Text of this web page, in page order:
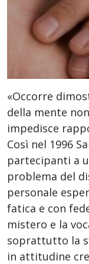
«Occorre
della mente
impedisce
Così nel 1996
partecipanti a
problema del
personale
fatica e con
mistero e la
soprattutto la
in attitudine